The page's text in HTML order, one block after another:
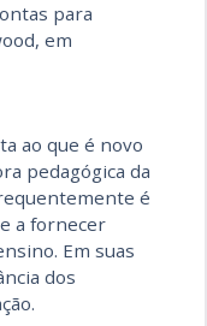
para
em
ao que é novo
pedagógica da
é
a fornecer
Em suas
dos